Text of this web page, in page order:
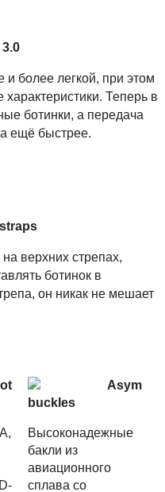
более легкой, при этом
Теперь в
ботинки, а передача
ещё быстрее.
верхних стрепах,
ботинок в
он никак не мешает
Asym
buckles
Высоконадежные
бакли из
авиационного
сплава со